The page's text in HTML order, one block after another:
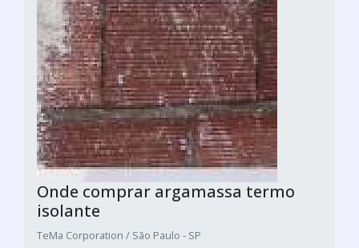
Onde comprar argamassa termo
isolante
TeMa Corporation / São Paulo - SP